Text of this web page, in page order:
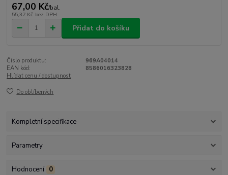
67,00 Kč/bal.
55,37 Kč bez DPH
Přidat do košíku
Číslo produktu:
969A04014
EAN kód:
8586016323828
Hlídat cenu / dostupnost
Do oblíbených
Kompletní specifikace
Parametry
Hodnocení 0